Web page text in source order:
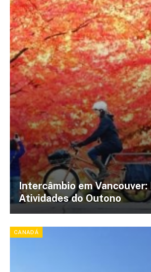
Intercâmbio em Vancouver:
Atividades do Outono
CANADÁ